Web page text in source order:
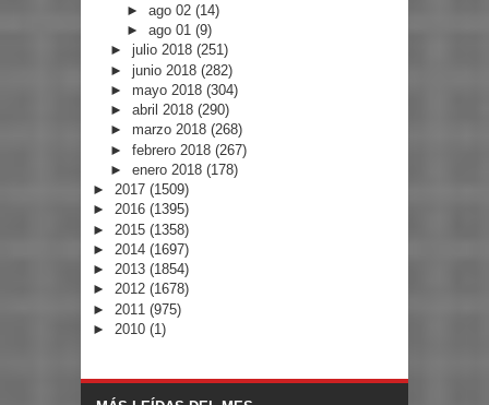
►ago 02(14)
►ago 01(9)
► julio 2018 (251)
► junio 2018 (282)
► mayo 2018 (304)
► abril 2018 (290)
► marzo 2018 (268)
► febrero 2018 (267)
► enero 2018 (178)
► 2017 (1509)
► 2016 (1395)
► 2015 (1358)
► 2014 (1697)
► 2013 (1854)
► 2012 (1678)
► 2011 (975)
► 2010 (1)